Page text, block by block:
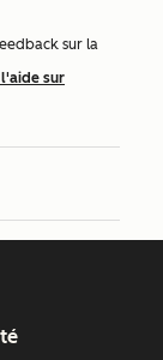
sur la
sur